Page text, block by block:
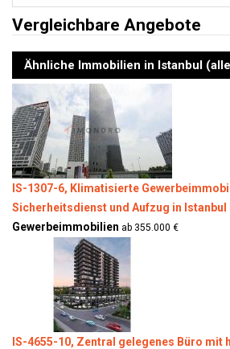
Vergleichbare Angebote
Ähnliche Immobilien in Istanbul
IS-1307-6, Klimatisierte
Sicherheitsdienst und Aufzug in Istanbul
Gewerbeimmobilien ab 355.000 €
IS-4655-10, Zentral gelegenes Büro mit